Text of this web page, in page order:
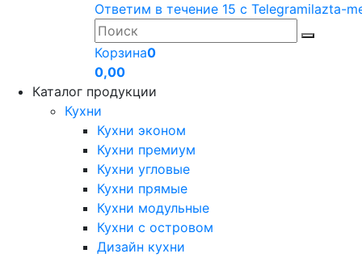
Ответим в течение 15 с Telegramilazta-
Корзина0
0,00
Каталог продукции
Кухни
Кухни эконом
Кухни премиум
Кухни угловые
Кухни прямые
Кухни модульные
Кухни с островом
Дизайн кухни